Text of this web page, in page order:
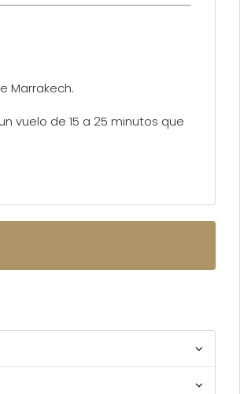
Marrakech.
vuelo de 15 a 25 minutos que